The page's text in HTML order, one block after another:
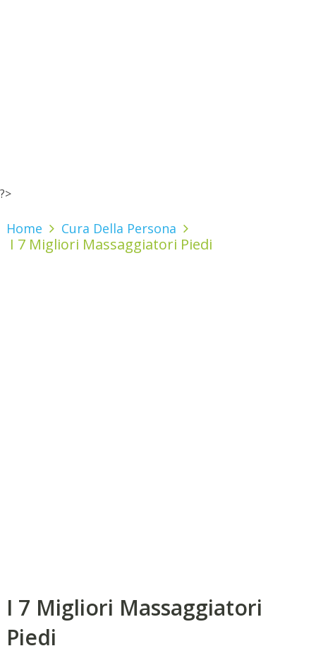
?>
Home Cura Della Persona
I 7 Migliori Massaggiatori Piedi
I 7 Migliori Massaggiatori
Piedi